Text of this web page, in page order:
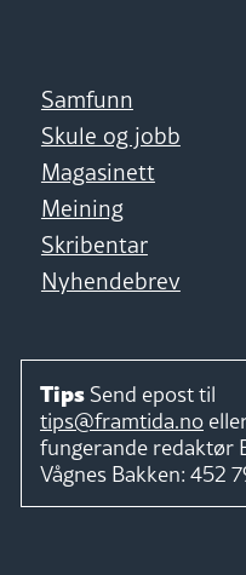
Samfunn
Skule og jobb
Magasinett
Meining
Skribentar
Nyhendebrev
Tips Send epost til
tips@framtida.no
fungerande redaktør
Vågnes Bakken: 452